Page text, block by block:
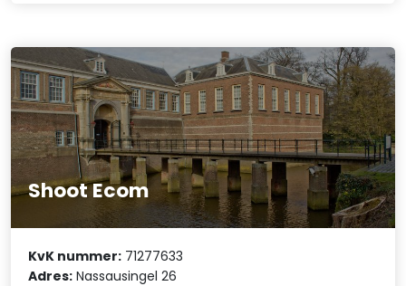
Shoot Ecom
KvK nummer: 71277633
Adres: Nassausingel 26